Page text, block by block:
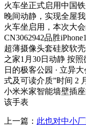
火车坐正式启用中国
晚间动静，实现全屋
火车坐启用，本次大
CN3062942品胜
超薄摄像头套硅胶软
之家1月30日动静 按
日的极客公园 · 立异
式及可读介质”时间 2
小米米家智能墙壁插
该手表
上一篇： 此也对中小